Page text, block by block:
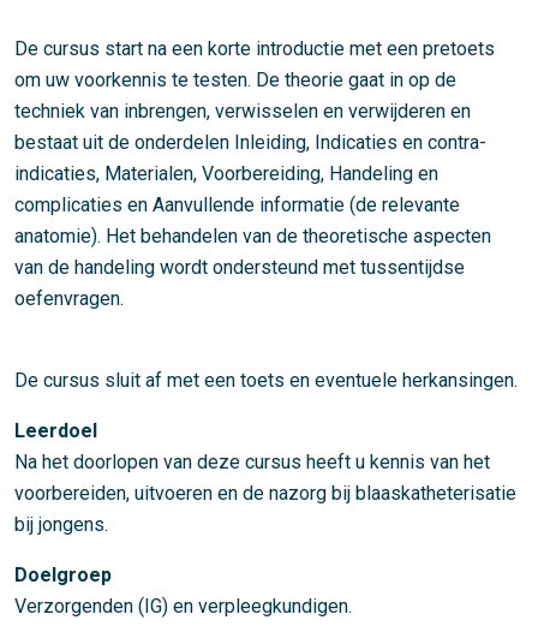
De cursus start na een korte introductie met een pretoets
om uw voorkennis te testen. De theorie gaat in op de
techniek van inbrengen, verwisselen en verwijderen en
bestaat uit de onderdelen Inleiding, Indicaties en contra-
indicaties, Materialen, Voorbereiding, Handeling en
complicaties en Aanvullende informatie (de relevante
anatomie). Het behandelen van de theoretische aspecten
van de handeling wordt ondersteund met tussentijdse
oefenvragen.
De cursus sluit af met een toets en eventuele herkansingen.
Leerdoel
Na het doorlopen van deze cursus heeft u kennis van het
voorbereiden, uitvoeren en de nazorg bij blaaskatheterisatie
bij jongens.
Doelgroep
Verzorgenden (IG) en verpleegkundigen.